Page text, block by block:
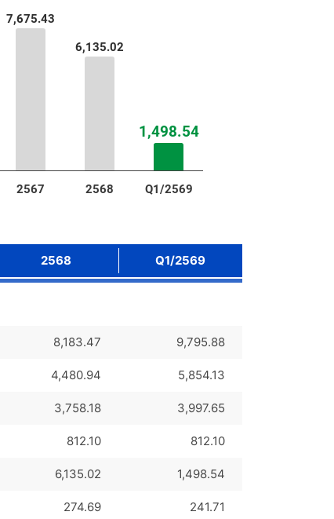
7,675.43
7,675.43
6,135.02
6,135.02
1,498.54
2567 2568 Q1/2569
2568 Q1/2569
8,183.47 9,795.88
4,480.94 5,854.13
3,758.18 3,997.65
812.10 812.10
6,135.02 1,498.54
274.69 241.71